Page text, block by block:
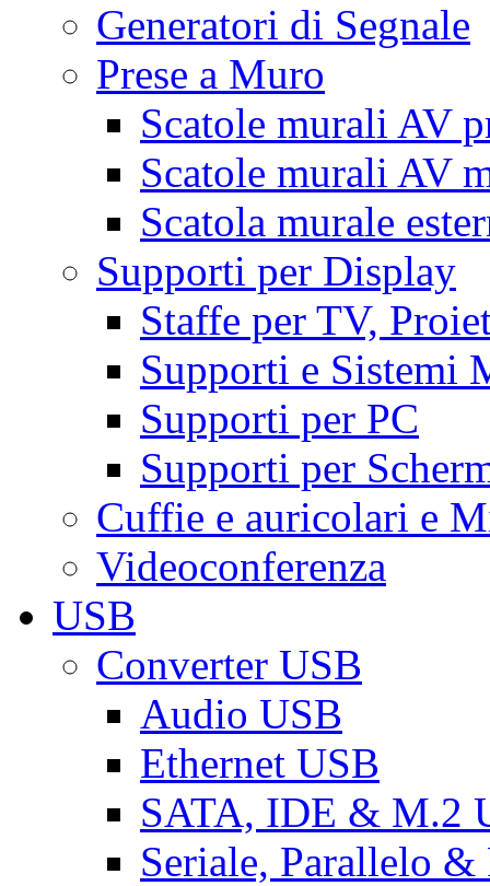
Generatori di Segnale
Prese a Muro
Scatole murali AV
Scatole murali AV
Scatola murale
Supporti per Display
Staffe per TV,
Supporti e Sistemi
Supporti per PC
Supporti per
Cuffie e auricolari e
Videoconferenza
USB
Converter USB
Audio USB
Ethernet USB
SATA, IDE & M.2
Seriale, Parallelo &